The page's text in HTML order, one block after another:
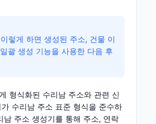
렇게 하면 생성된 주소, 건물 이
괄 생성 기능을 사용한 다음 후
형식화된 수리남 주소와 관련 신
수리남 주소 표준 형식을 준수하
주소 생성기를 통해 주소, 연락